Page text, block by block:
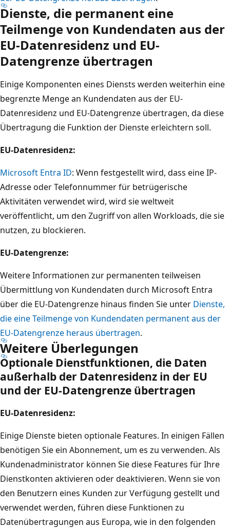
Dienste, die permanent eine
Teilmenge von Kundendaten aus der
EU-Datenresidenz und EU-
Datengrenze übertragen
Einige Komponenten eines Diensts werden weiterhin eine
begrenzte Menge an Kundendaten aus der EU-
Datenresidenz und EU-Datengrenze übertragen, da diese
Übertragung die Funktion der Dienste erleichtern soll.
EU-Datenresidenz:
Microsoft Entra ID: Wenn festgestellt wird, dass eine IP-
Adresse oder Telefonnummer für betrügerische
Aktivitäten verwendet wird, wird sie weltweit
veröffentlicht, um den Zugriff von allen Workloads, die sie
nutzen, zu blockieren.
EU-Datengrenze:
Weitere Informationen zur permanenten teilweisen
Übermittlung von Kundendaten durch Microsoft Entra
über die EU-Datengrenze hinaus finden Sie unter Dienste,
die eine Teilmenge von Kundendaten permanent aus der
EU-Datengrenze heraus übertragen.
Weitere Überlegungen
Optionale Dienstfunktionen, die Daten
außerhalb der Datenresidenz in der EU
und der EU-Datengrenze übertragen
EU-Datenresidenz:
Einige Dienste bieten optionale Features. In einigen Fällen
benötigen Sie ein Abonnement, um es zu verwenden. Als
Kundenadministrator können Sie diese Features für Ihre
Dienstkonten aktivieren oder deaktivieren. Wenn sie von
den Benutzern eines Kunden zur Verfügung gestellt und
verwendet werden, führen diese Funktionen zu
Datenübertragungen aus Europa, wie in den folgenden